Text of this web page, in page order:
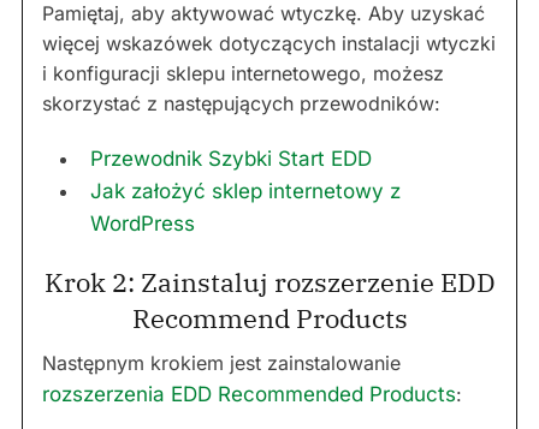
Pamiętaj, aby aktywować wtyczkę. Aby uzyskać
więcej wskazówek dotyczących instalacji wtyczki
i konfiguracji sklepu internetowego, możesz
skorzystać z następujących przewodników:
Przewodnik Szybki Start EDD
Jak założyć sklep internetowy z
WordPress
Krok 2: Zainstaluj rozszerzenie EDD
Recommend Products
Następnym krokiem jest zainstalowanie
rozszerzenia EDD Recommended Products: